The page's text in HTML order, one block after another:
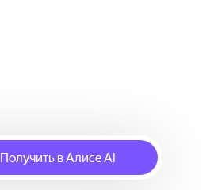
Получить в Алисе AI